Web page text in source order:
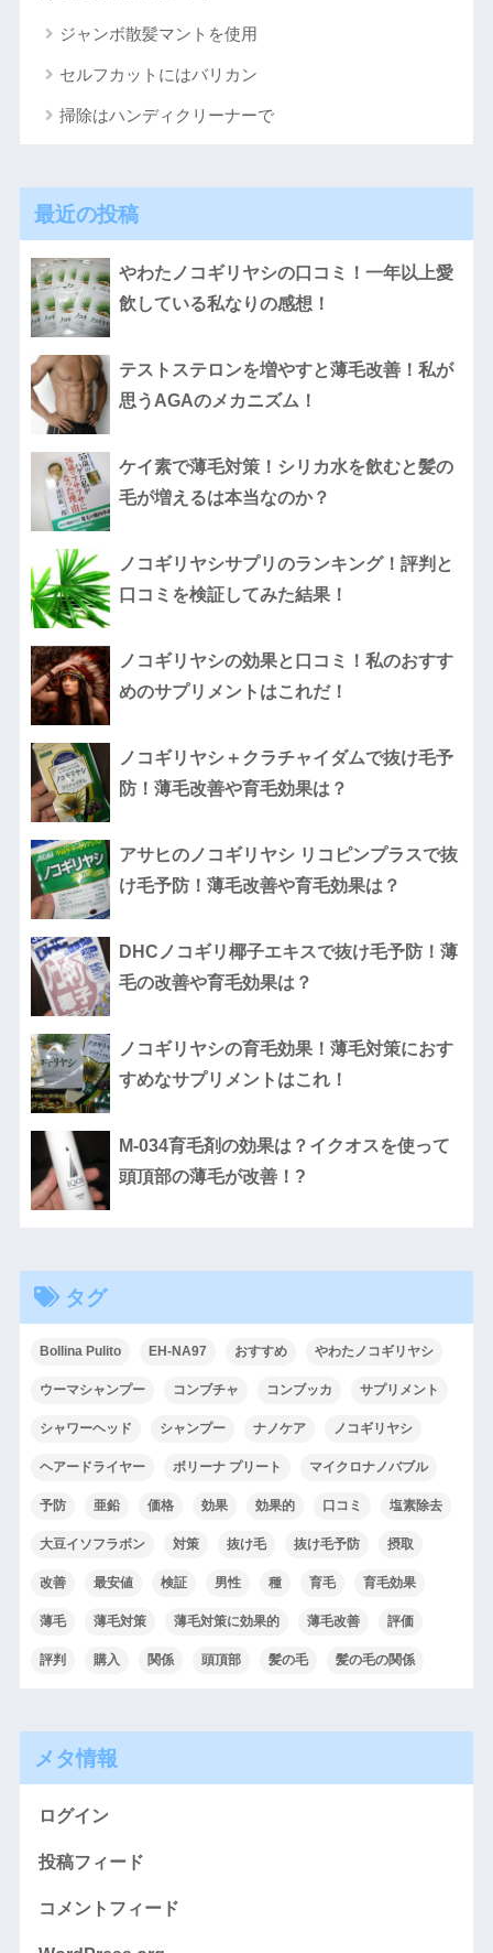
ジャンボ散髪マントを使用
セルフカットにはバリカン
掃除はハンディクリーナーで
最近の投稿
やわたノコギリヤシの口コミ！一年以上愛
飲している私なりの感想！
テストステロンを増やすと薄毛改善！私が
思うAGAのメカニズム！
ケイ素で薄毛対策！シリカ水を飲むと髪の
毛が増えるは本当なのか？
ノコギリヤシサプリのランキング！評判と
口コミを検証してみた結果！
ノコギリヤシの効果と口コミ！私のおすす
めのサプリメントはこれだ！
ノコギリヤシ＋クラチャイダムで抜け毛予
防！薄毛改善や育毛効果は？
アサヒのノコギリヤシ リコピンプラスで抜
け毛予防！薄毛改善や育毛効果は？
DHCノコギリ椰子エキスで抜け毛予防！薄
毛の改善や育毛効果は？
ノコギリヤシの育毛効果！薄毛対策におす
すめなサプリメントはこれ！
M-034育毛剤の効果は？イクオスを使って
頭頂部の薄毛が改善！?
タグ
Bollina Pulito EH-NA97 おすすめ やわたノコギリヤシ
ウーマシャンプー コンブチャ コンブッカ サプリメント
シャワーヘッド シャンプー ナノケア ノコギリヤシ
ヘアードライヤー ボリーナ プリート マイクロナノバブル
予防 亜鉛 価格 効果 効果的 口コミ 塩素除去
大豆イソフラボン 対策 抜け毛 抜け毛予防 摂取
改善 最安値 検証 男性 種 育毛 育毛効果
薄毛 薄毛対策 薄毛対策に効果的 薄毛改善 評価
評判 購入 関係 頭頂部 髪の毛 髪の毛の関係
メタ情報
ログイン
投稿フィード
コメントフィード